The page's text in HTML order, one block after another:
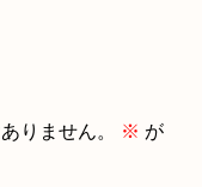
りません。 ※ が